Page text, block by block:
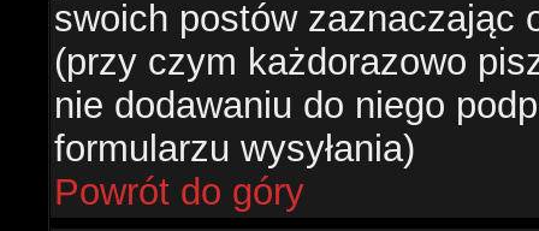
swoich postów zaznaczając
(przy czym każdorazowo
nie dodawaniu do niego
formularzu wysyłania)
Powrót do góry